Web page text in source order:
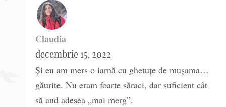
Claudia
decembrie 15, 2022
Și eu am mers o iarnă cu ghetuțe de mușama…
găurite. Nu eram foarte săraci, dar suficient cât
să aud adesea „mai merg”.